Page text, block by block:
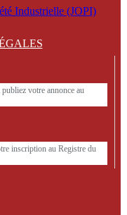
Industrielle (JOPI)
votre annonce au
inscription au Registre du